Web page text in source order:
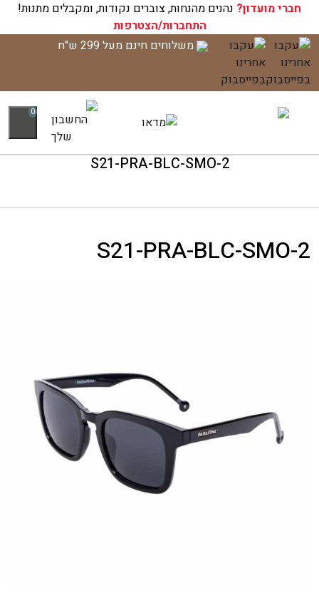
חברי מועדון? נהנים מהנחות, צוברים נקודות, ומקבלים מתנות!
התחברות/הצטרפות
דלג
לתוכן
משלוחים חינם מעל 299 ש"ח
0
עגלת הקניות שלך ריקה כעת!
S21-PRA-BLC-SMO-2
S21-PRA-BLC-SMO-2